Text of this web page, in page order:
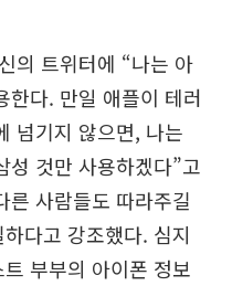
의 트위터에 “나는 아
한다. 만일 애플이 테러
넘기지 않으면, 나는
성 것만 사용하겠다”고
른 사람들도 따라주길
다고 강조했다. 심지
부부의 아이폰 정보